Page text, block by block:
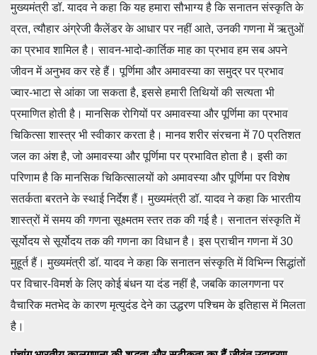
मुख्यमंत्री डॉ. यादव ने कहा कि यह हमारा सौभाग्य है कि सनातन संस्कृति के
व्रत, त्यौहार अंग्रेजी कैलेंडर के आधार पर नहीं आते, उनकी गणना में ऋतुओं
का प्रभाव शामिल है। सावन-भादो-कार्तिक माह का प्रभाव हम सब अपने
जीवन में अनुभव कर रहे हैं। पूर्णिमा और अमावस्या का समुद्र पर प्रभाव
ज्वार-भाटा से आंका जा सकता है, इससे हमारी तिथियों की सत्यता भी
प्रमाणित होती है। मानसिक रोगियों पर अमावस्या और पूर्णिमा का प्रभाव
चिकित्सा शास्त्र भी स्वीकार करता है। मानव शरीर संरचना में 70 प्रतिशत
जल का अंश है, जो अमावस्या और पूर्णिमा पर प्रभावित होता है। इसी का
परिणाम है कि मानसिक चिकित्सालयों को अमावस्या और पूर्णिमा पर विशेष
सतर्कता बरतने के स्थाई निर्देश हैं। मुख्यमंत्री डॉ. यादव ने कहा कि भारतीय
शास्त्रों में समय की गणना सूक्ष्मतम स्तर तक की गई है। सनातन संस्कृति में
सूर्योदय से सूर्योदय तक की गणना का विधान है। इस प्राचीन गणना में 30
मुहूर्त हैं। मुख्यमंत्री डॉ. यादव ने कहा कि सनातन संस्कृति में विभिन्न सिद्धांतों
पर विचार-विमर्श के लिए कोई बंधन या दंड नहीं है, जबकि कालगणना पर
वैचारिक मतभेद के कारण मृत्युदंड देने का उद्धरण पश्चिम के इतिहास में मिलता
है।